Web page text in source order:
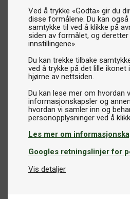
Ved å trykke «Godta» gir du
disse formålene. Du kan
samtykke til ved å klikke på
siden av formålet, og deretter
innstillingene».
Du kan trekke tilbake
ved å trykke på det lille ikonet
hjørne av nettsiden.
Du kan lese mer om hvordan
informasjonskapsler og
hvordan vi samler inn og
Les mer om
Googles retningslinjer for
Vis detaljer